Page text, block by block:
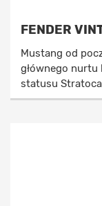
FENDER
Mustang od
głównego nurtu
statusu